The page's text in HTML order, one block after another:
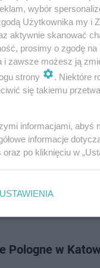
tuż po igrzyskach
zakończy się…
Niewiadoma
Niewiadoma obroniła
etapu w
Pologne w
wybór
Użytkownika my i
aktywnie skanować
prosimy o zgodę
i zawsze możesz ją
strony
. Niektóre
się takiemu
informacjami, abyś
informacje
oraz po kliknięciu w
USTAWIENIA